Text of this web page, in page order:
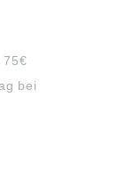
75€
bei